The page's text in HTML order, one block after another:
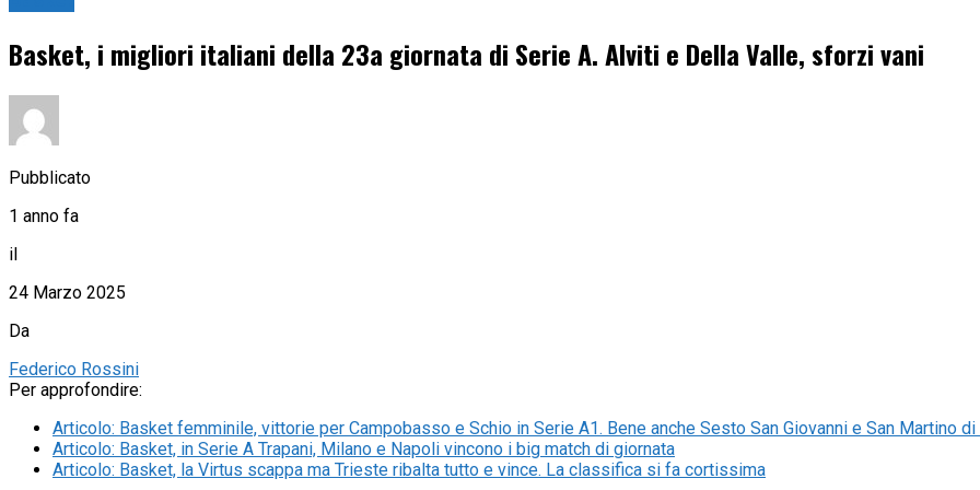
Basket, i migliori italiani della 23a giornata di Serie A. Alviti e Della Valle, sforzi vani
Pubblicato
1 anno fa
il
24 Marzo 2025
Da
Federico Rossini
Per approfondire:
Articolo: Basket femminile, vittorie per Campobasso e Schio in Serie A1. Bene anche Sesto San Giovanni e San Martino di
Articolo: Basket, in Serie A Trapani, Milano e Napoli vincono i big match di giornata
Articolo: Basket, la Virtus scappa ma Trieste ribalta tutto e vince. La classifica si fa cortissima